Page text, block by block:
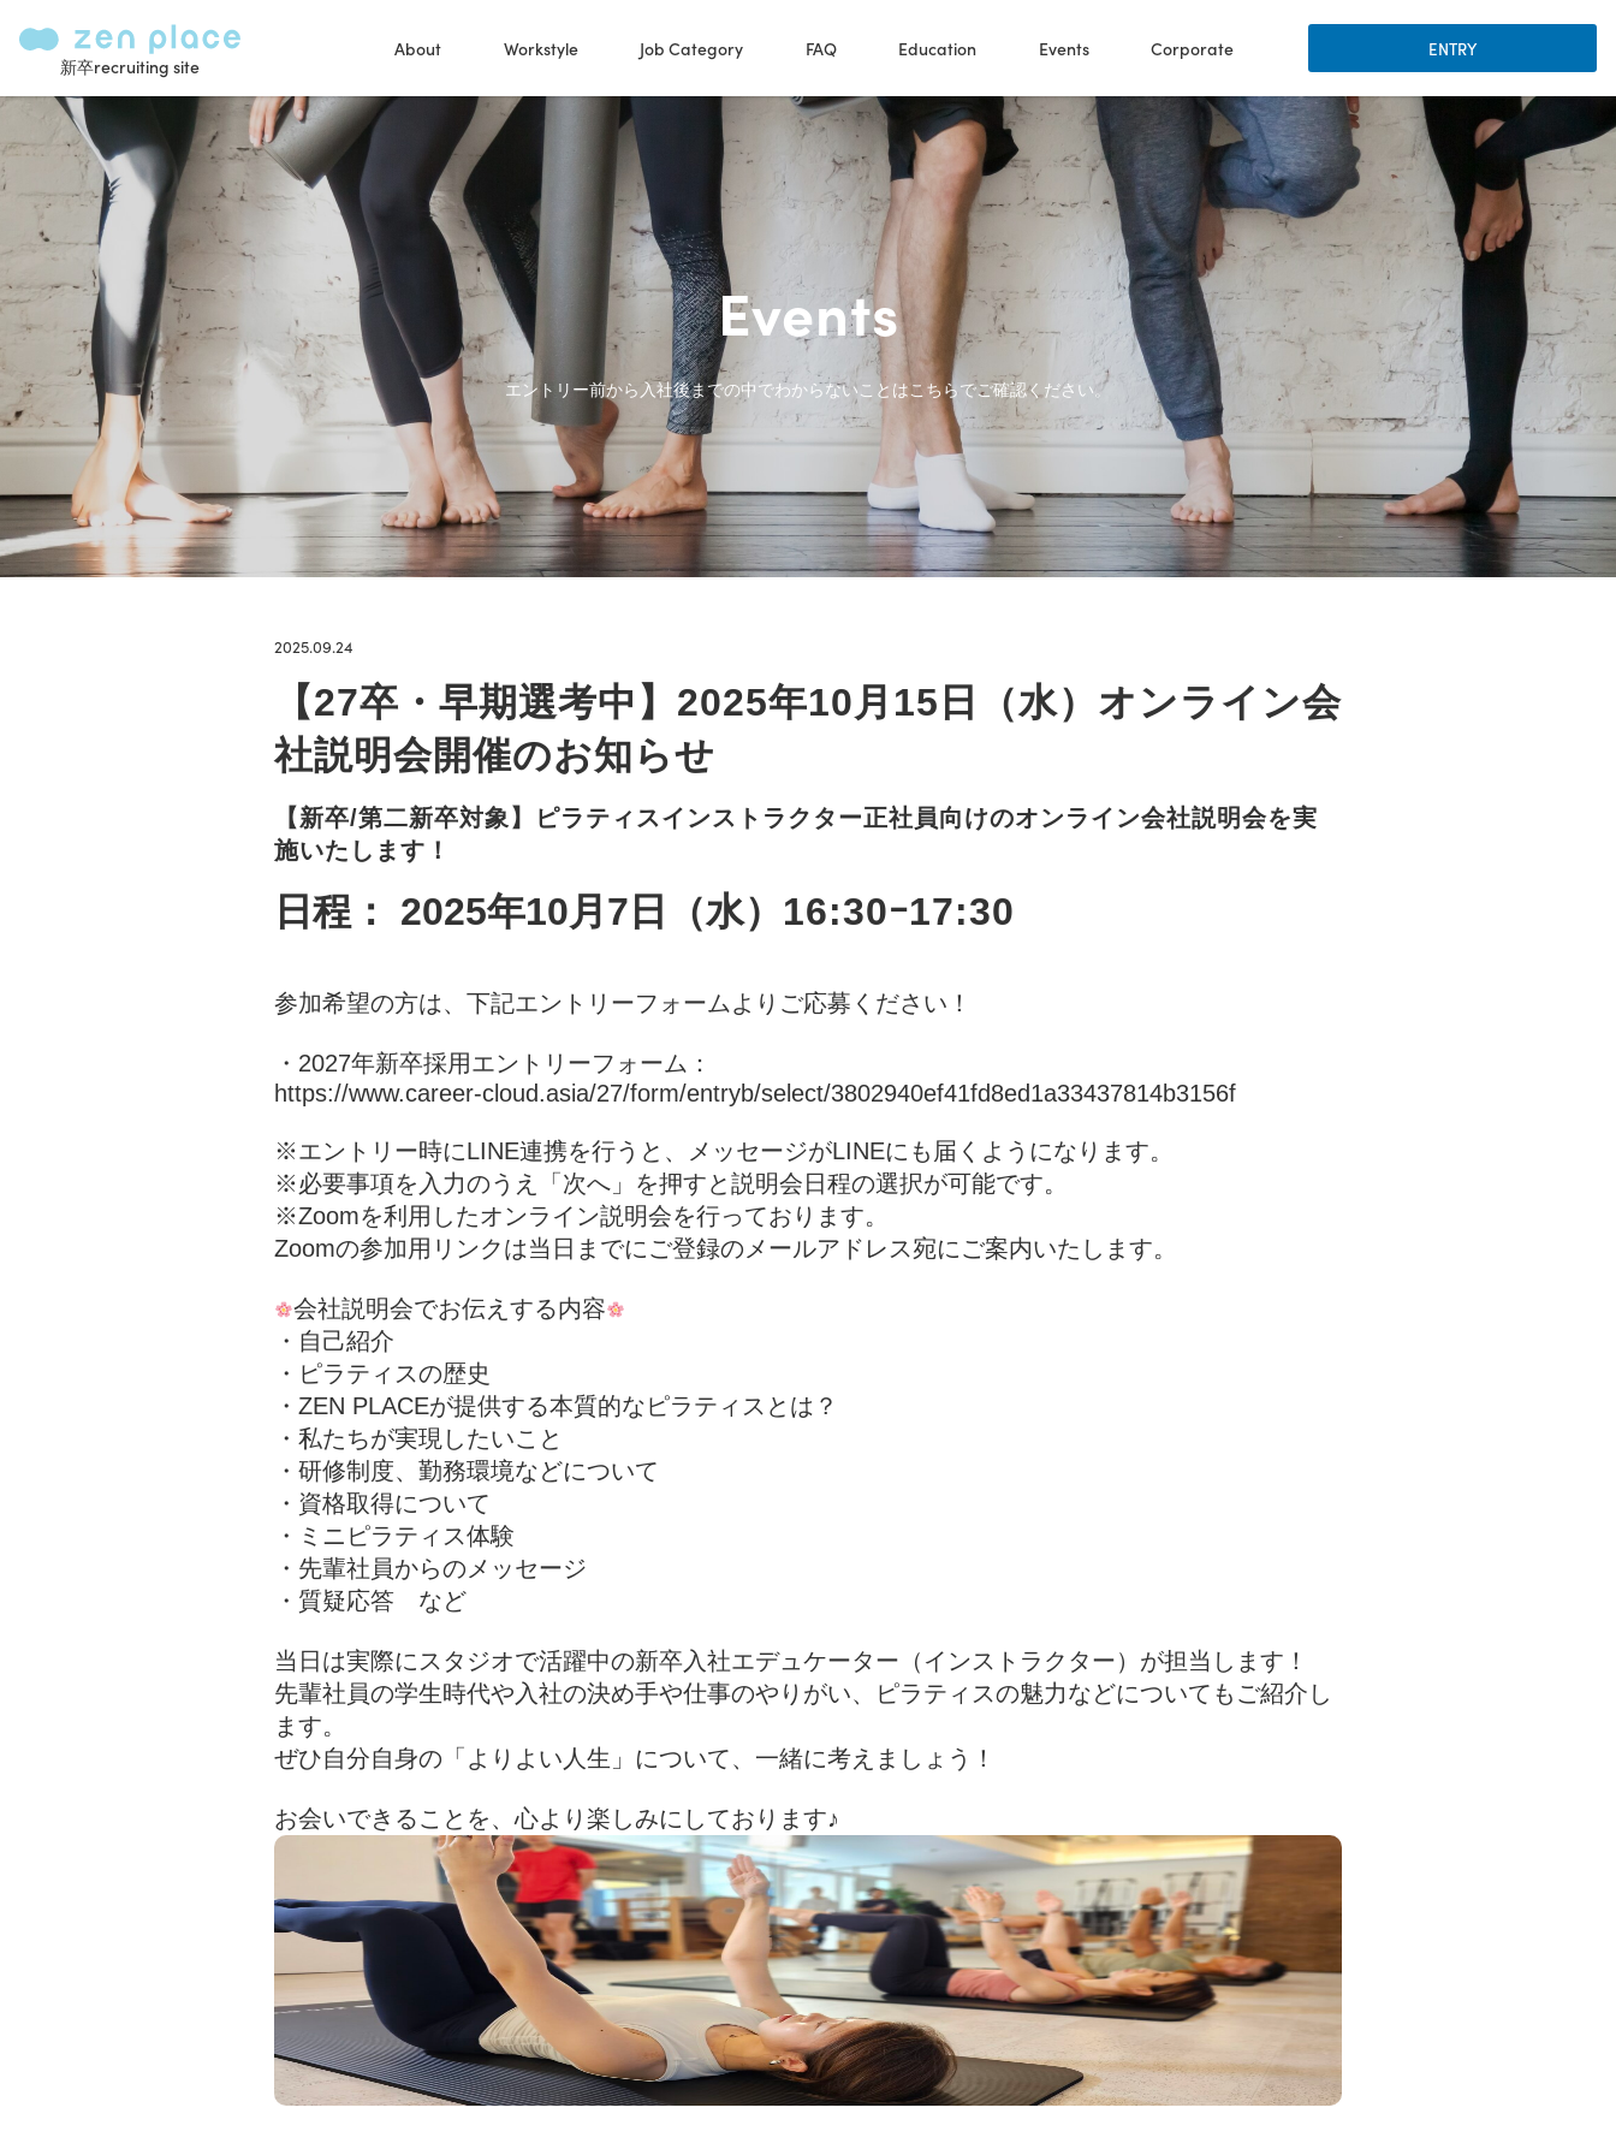
新卒recruiting site
About Workstyle Job Category FAQ Education Events Corporate ENTRY
Events
エントリー前から入社後までの中でわからないことはこちらでご確認ください。
2025.09.24
【27卒・早期選考中】2025年10月15日（水）オンライン会
社説明会開催のお知らせ
【新卒/第二新卒対象】ピラティスインストラクター正社員向けのオンライン会社説明会を実
施いたします！
日程： 2025年10月7日（水） 16:30ｰ17:30
参加希望の方は、下記エントリーフォームよりご応募ください！
・ 2027年新卒採用エントリーフォーム：
https://www.career-cloud.asia/27/form/entryb/select/3802940ef41fd8ed1a33437814b3156f
※エントリー時にLINE連携を行うと、メッセージがLINEにも届くようになります。
※必要事項を入力のうえ「次へ」を押すと説明会日程の選択が可能です。
※Zoomを利用したオンライン説明会を行っております。
Zoomの参加用リンクは当日までにご登録のメールアドレス宛にご案内いたします。
会社説明会でお伝えする内容
・自己紹介
・ピラティスの歴史
・ZEN PLACEが提供する本質的なピラティスとは？
・私たちが実現したいこと
・研修制度、勤務環境などについて
・資格取得について
・ミニピラティス体験
・先輩社員からのメッセージ
・質疑応答 など
当日は実際にスタジオで活躍中の新卒入社エデュケーター（インストラクター）が担当します！
先輩社員の学生時代や入社の決め手や仕事のやりがい、ピラティスの魅力などについてもご紹介し
ます。
ぜひ自分自身の「よりよい人生」について、一緒に考えましょう！
お会いできることを、心より楽しみにしております♪